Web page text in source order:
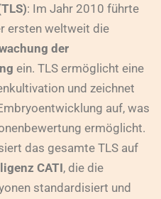
: Im Jahr 2010 führte
ersten weltweit die
der
ein. TLS ermöglicht eine
und zeichnet
auf, was
ermöglicht.
das gesamte TLS auf
CATI, die die
standardisiert und